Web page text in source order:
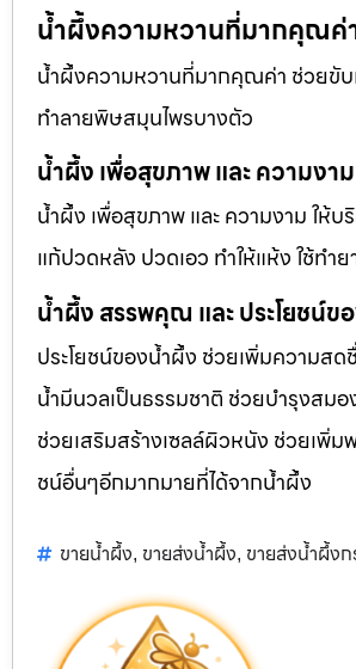
น้ำผึ้งความหวานที่มากคุณค่า
น้ำผึ้งความหวานที่มากคุณค่า ช่วยขับ
ทำลายพิษสมุนไพรบางตัว
น้ำผึ้ง เพื่อสุขภาพ และ ความงาม
น้ำผึ้ง เพื่อสุขภาพ และ ความงาม ให้
แก้ปวดหลัง ปวดเอว ทำให้แห้ง ใช้ท
น้ำผึ้ง สรรพคุณ และ ประโยชน์ข
ประโยชน์ของน้ำผึ้ง ช่วยเพิ่มความส
น้ำมีนวลเป็นธรรมชาติ ช่วยบำรุงสมอ
ช่วยเสริมสร้างเซลล์ผิวหนัง ช่วยเพิ่ม
ชน์อื่นๆอีกมากมายที่ได้จากน้ำผึ้ง
ขายน้ำผึ้ง, ขายส่งน้ำผึ้ง, ขายส่งน้ำผึ้งก